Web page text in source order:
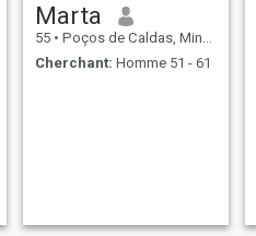
Marta
55 • Poços de Caldas, Minas Gerais, Brésil
Cherchant: Homme 51 - 61